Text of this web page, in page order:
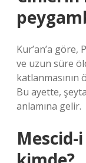
Kur’an’a göre,
ve uzun süre
katlanmasının
Bu ayette,
anlamına gelir.
Mescid-